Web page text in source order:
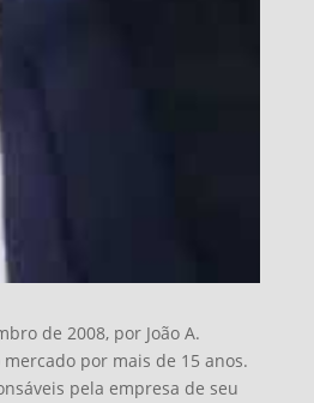
de 2008, por João A.
por mais de 15 anos.
pela empresa de seu